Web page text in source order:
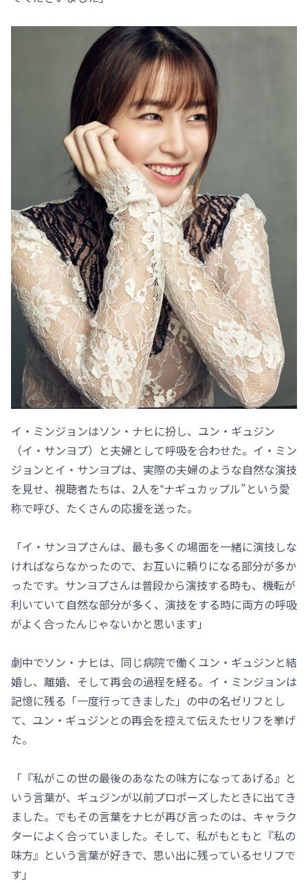
イ・ミンジョンはソン・ナヒに扮し、ユン・ギュジン
（イ・サンヨプ）と夫婦として呼吸を合わせた。イ・ミン
ジョンとイ・サンヨプは、実際の夫婦のような自然な演技
を見せ、視聴者たちは、2人を‟ナギュカップル”という愛
称で呼び、たくさんの応援を送った。
「イ・サンヨプさんは、最も多くの場面を一緒に演技しな
ければならなかったので、お互いに頼りになる部分が多か
ったです。サンヨプさんは普段から演技する時も、機転が
利いていて自然な部分が多く、演技をする時に両方の呼吸
がよく合ったんじゃないかと思います」
劇中でソン・ナヒは、同じ病院で働くユン・ギュジンと結
婚し、離婚、そして再会の過程を経る。イ・ミンジョンは
記憶に残る「一度行ってきました」の中の名ゼリフとし
て、ユン・ギュジンとの再会を控えて伝えたセリフを挙げ
た。
「『私がこの世の最後のあなたの味方になってあげる』と
いう言葉が、ギュジンが以前プロポーズしたときに出てき
ました。でもその言葉をナヒが再び言ったのは、キャラク
ターによく合っていました。そして、私がもともと『私の
味方』という言葉が好きで、思い出に残っているセリフで
す」